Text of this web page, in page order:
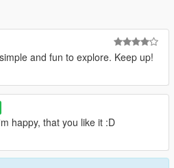
and fun to explore. Keep up!
happy, that you like it :D